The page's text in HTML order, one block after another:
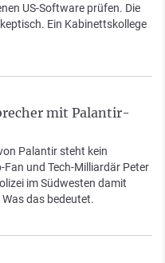
US-Software prüfen. Die
Ein Kabinettskollege
mit Palantir-
Palantir steht kein
Fan und Tech-Milliardär Peter
im Südwesten damit
das bedeutet.